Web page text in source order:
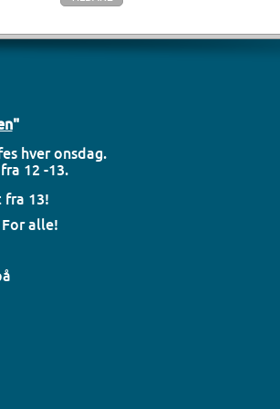
"
hver onsdag.
12 -13.
fra 13!
alle!